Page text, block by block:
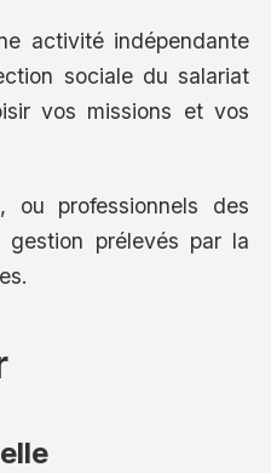
activité indépendante
sociale du salariat
vos missions et vos
ou professionnels des
prélevés par la